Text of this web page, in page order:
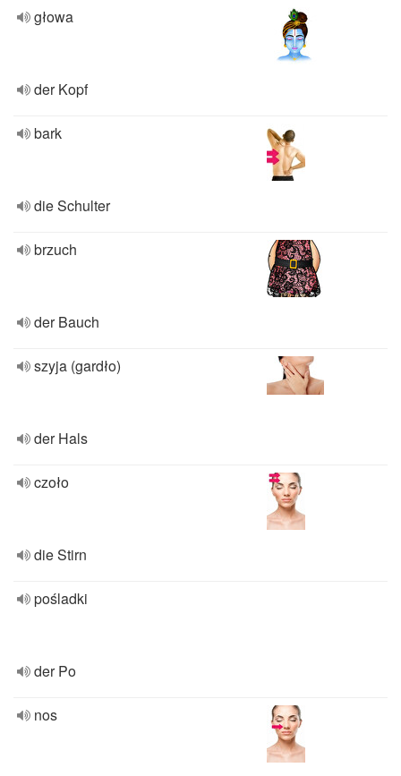
głowa
der Kopf
bark
die Schulter
brzuch
der Bauch
szyja (gardło)
der Hals
czoło
die Stirn
pośladki
der Po
nos